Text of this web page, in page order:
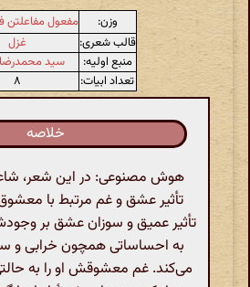
وزن:
مفعول مفاعلتن
قالب شعری:
غزل
منبع اولیه:
سید
تعداد ابیات:
۸
خلاصه
هوش مصنوعی: در این شعر،
تأثیر عشق و غم مرتبط با
تأثیر عمیق و سوزان عشق بر
به احساساتی همچون خرابی و
می‌کند. غم معشوقش او را به